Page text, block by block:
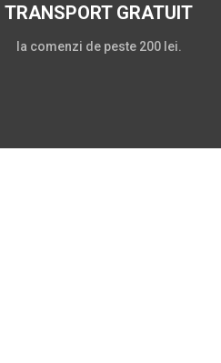
TRANSPORT GRATUIT
la comenzi de peste 200 lei.